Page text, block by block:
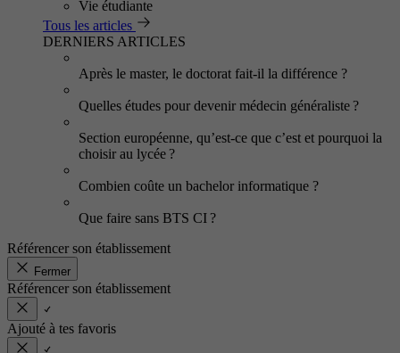
Vie étudiante
Tous les articles
DERNIERS ARTICLES
Après le master, le doctorat fait-il la différence ?
Quelles études pour devenir médecin généraliste ?
Section européenne, qu’est-ce que c’est et pourquoi la
choisir au lycée ?
Combien coûte un bachelor informatique ?
Que faire sans BTS CI ?
Référencer son établissement
Fermer
Référencer son établissement
Ajouté à tes favoris